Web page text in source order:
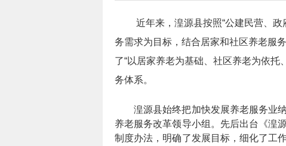
近年来，湟源县按照“公建民营、
务需求为目标，结合居家和社区养老服
了“以居家养老为基础、社区养老为依托
务体系。
湟源县始终把加快发展养老服务业
养老服务改革领导小组。先后出台《湟
制度办法，明确了发展目标，细化了工